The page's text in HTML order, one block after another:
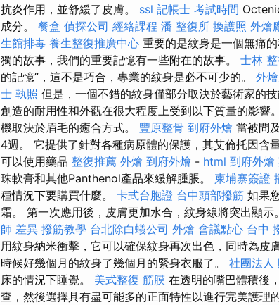
抗炎作用，並舒緩了皮膚。 ssl 記帳士 考試時間
成分。 餐盒 偵探公司 經絡課程 潘 整復所 換護照 外燴
生館排毒 養生整復推廣中心 重要的是紋身是一個無痛
獨的故事，我們的重要記憶有一些附在的故事。 士林
的記憶”，這不是巧合，專業的紋身是必不可少的。 外
士 執照 但是，一個不錯的紋身僅部分取決於藝術家的
創造的耐用性和外觀在很大程度上受到以下質量的影響。
機取決於眉毛的癒合方式。 豐原整骨 到府外燴 當被問
4週。 它提供了針對各種病原體的保護，其艾倫托因含
可以使用藥品 整復推薦 外燴 到府外燴 - html 到府外燴
珠軟膏和其他Panthenol產品來緩解腫脹。 柬埔寨簽證
種情況下要購買什麼。 卡式台胞證 台中頭部撥筋 如果
霜。 第一次應用後，皮膚更加水合，紋身線將突出顯示
師 差異 撥筋教學 台北除白蟻公司 外燴 會議點心 台中
用紋身納米衝擊，它可以確保紋身再次出色，同時為皮
時候好幾個月的紋身了幾個月的緊身衣服了。 社團法人
床的情況下睡覺。 美式整復 筋膜 在透明的嘴巴體積後
查，然後選擇具有盡可能多的正面特性以進行完美護理